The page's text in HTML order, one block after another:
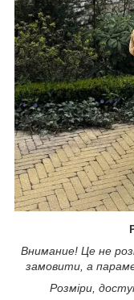
Внимание! Це не
замовити, а
Розміри,